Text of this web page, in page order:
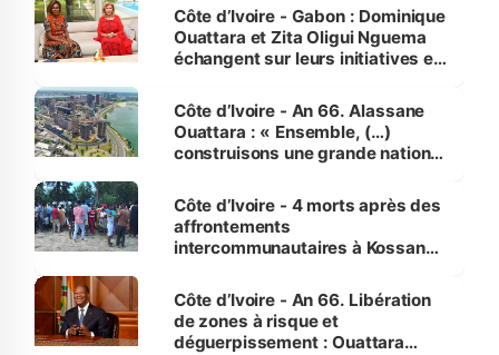
Côte d’Ivoire - Gabon : Dominique
Ouattara et Zita Oligui Nguema
échangent sur leurs initiatives en
enfants
Côte d’Ivoire - An 66. Alassane
Ouattara : « Ensemble, (…)
construisons une grande nation
générations futures »
Côte d’Ivoire - 4 morts après des
affrontements
intercommunautaires à Kossandji
milieu des sinistrés
Côte d’Ivoire - An 66. Libération
de zones à risque et
déguerpissement : Ouattara